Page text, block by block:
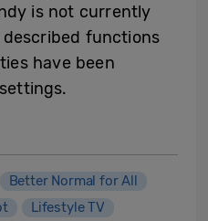
is not currently
described functions
have been
Better Normal for All
Lifestyle TV